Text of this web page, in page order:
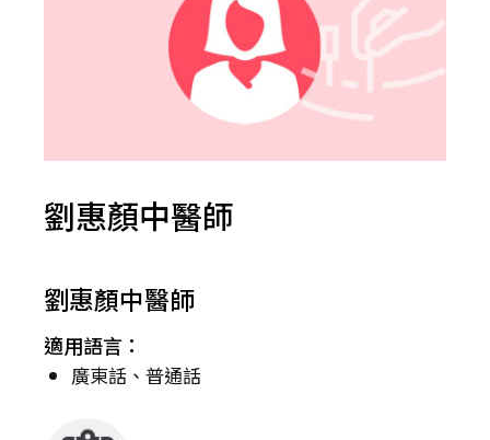
劉惠顏中醫師
劉惠顏中醫師
適用語言：
廣東話、普通話